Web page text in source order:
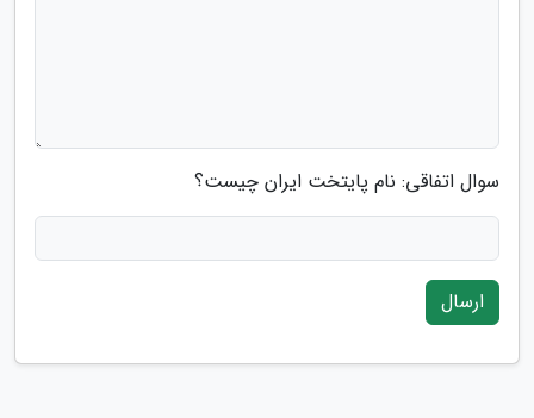
سوال اتفاقی: نام پایتخت ایران چیست؟
ارسال